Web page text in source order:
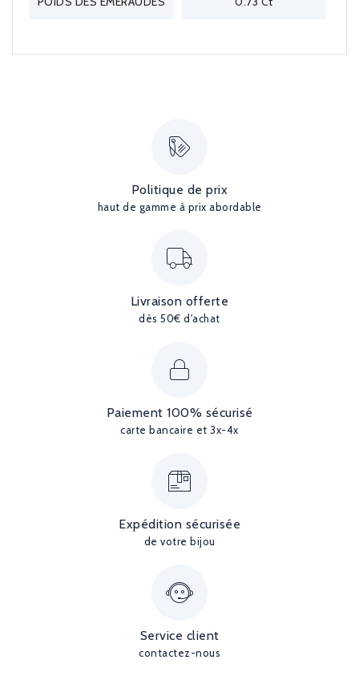
Politique de prix
haut de gamme à prix abordable
Livraison offerte
dès 50€ d'achat
Paiement 100% sécurisé
carte bancaire et 3x-4x
Expédition sécurisée
de votre bijou
Service client
contactez-nous